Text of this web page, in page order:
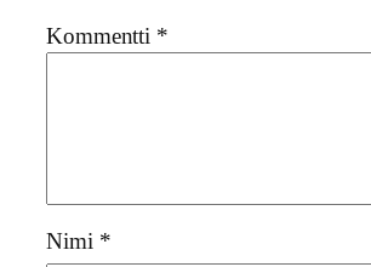
Kommentti *
Nimi *